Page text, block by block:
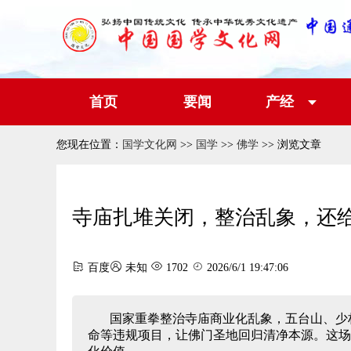
首页 要闻 产经
您现在位置： 国学文化网 >> 国学 >> 佛学 >> 浏览文章
寺庙扎堆关闭，整治乱象，还
百度 未知 1702 2026/6/1 19:47:06
国家重拳整治寺庙商业化乱象，五台山、
命等违规项目，让佛门圣地回归清净本源。这